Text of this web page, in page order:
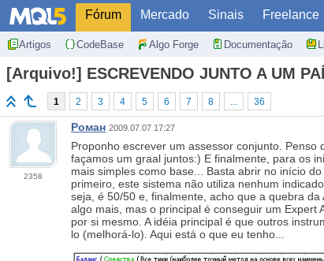
Fórum Mercado Sinais Freelance
Artigos CodeBase Algo Forge Documentação
[Arquivo!] ESCREVENDO JUNTO A UM
1 2 3 4 5 6 7 8 ... 36
2358
Роман 2009.07.07 17:27
Proponho escrever um assessor conjunto.
façamos um graal juntos:) E finalmente, para os
mais simples como base... Basta abrir no início
primeiro, este sistema não utiliza nenhum
seja, é 50/50 e, finalmente, acho que a quebra
algo mais, mas o principal é conseguir um
por si mesmo. A idéia principal é que outros
lo (melhorá-lo). Aqui está o que eu tenho...